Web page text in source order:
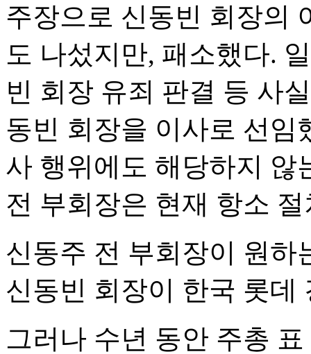
주장으로 신동빈 회장의
도 나섰지만, 패소했다.
빈 회장 유죄 판결 등 사
동빈 회장을 이사로 선임
사 행위에도 해당하지 않
전 부회장은 현재 항소
신동주 전 부회장이 원하
신동빈 회장이 한국 롯데
그러나 수년 동안 주총